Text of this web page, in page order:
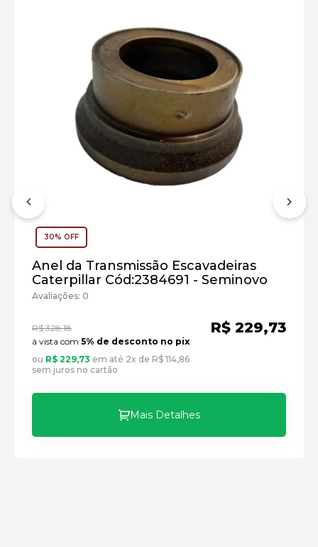
Escavadeira Hidráulica Caterpillar:
Material:
Modelo:
Comprimento:
30% OFF
Anel da Transmissão Escavadeiras
Caterpillar Cód:2384691 - Seminovo
Avaliações: 0
R$ 328,18 R$ 229,73
à vista com 5% de desconto no pix
ou R$ 229,73 em até 2x de R$ 114,86
sem juros no cartão
Mais Detalhes